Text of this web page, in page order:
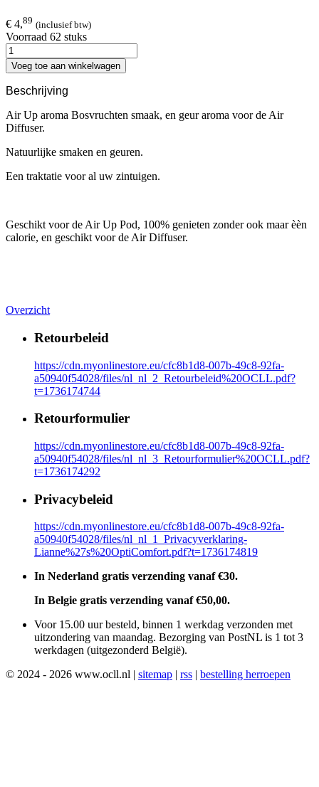
€ 4,89 (inclusief btw)
Voorraad 62 stuks
Voeg toe aan winkelwagen
Beschrijving
Air Up aroma Bosvruchten smaak, en geur aroma voor de Air
Diffuser.
Natuurlijke smaken en geuren.
Een traktatie voor al uw zintuigen.
Geschikt voor de Air Up Pod, 100% genieten zonder ook maar èèn
calorie, en geschikt voor de Air Diffuser.
Overzicht
Retourbeleid
https://cdn.myonlinestore.eu/cfc8b1d8-007b-49c8-92fa-
a50940f54028/files/nl_nl_2_Retourbeleid%20OCLL.pdf?
t=1736174744
Retourformulier
https://cdn.myonlinestore.eu/cfc8b1d8-007b-49c8-92fa-
a50940f54028/files/nl_nl_3_Retourformulier%20OCLL.pdf?
t=1736174292
Privacybeleid
https://cdn.myonlinestore.eu/cfc8b1d8-007b-49c8-92fa-
a50940f54028/files/nl_nl_1_Privacyverklaring-
Lianne%27s%20OptiComfort.pdf?t=1736174819
In Nederland gratis verzending vanaf €30.
In Belgie gratis verzending vanaf €50,00.
Voor 15.00 uur besteld, binnen 1 werkdag verzonden met
uitzondering van maandag. Bezorging van PostNL is 1 tot 3
werkdagen (uitgezonderd België).
© 2024 - 2026 www.ocll.nl | sitemap | rss | bestelling herroepen